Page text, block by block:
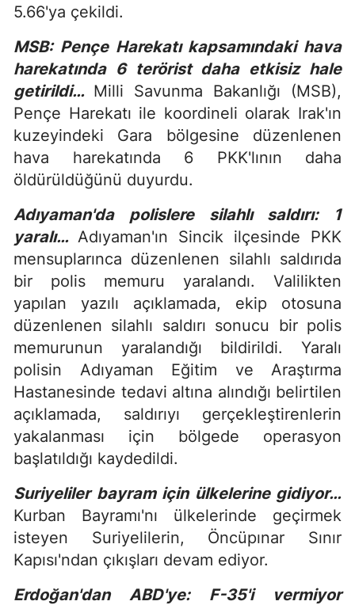
5.66'ya çekildi.
MSB: Pençe Harekatı kapsamındaki hava
harekatında 6 terörist daha etkisiz hale
getirildi… Milli Savunma Bakanlığı (MSB),
Pençe Harekatı ile koordineli olarak Irak'ın
kuzeyindeki Gara bölgesine düzenlenen
hava harekatında 6 PKK'lının daha
öldürüldüğünü duyurdu.
Adıyaman'da polislere silahlı saldırı: 1
yaralı… Adıyaman'ın Sincik ilçesinde PKK
mensuplarınca düzenlenen silahlı saldırıda
bir polis memuru yaralandı. Valilikten
yapılan yazılı açıklamada, ekip otosuna
düzenlenen silahlı saldırı sonucu bir polis
memurunun yaralandığı bildirildi. Yaralı
polisin Adıyaman Eğitim ve Araştırma
Hastanesinde tedavi altına alındığı belirtilen
açıklamada, saldırıyı gerçekleştirenlerin
yakalanması için bölgede operasyon
başlatıldığı kaydedildi.
Suriyeliler bayram için ülkelerine gidiyor…
Kurban Bayramı'nı ülkelerinde geçirmek
isteyen Suriyelilerin, Öncüpınar Sınır
Kapısı'ndan çıkışları devam ediyor.
Erdoğan'dan ABD'ye: F-35'i vermiyor